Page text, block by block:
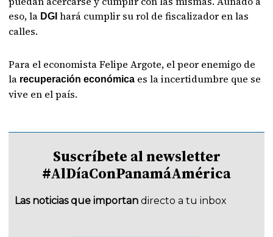
eso, la DGI hará cumplir su rol de fiscalizador en las
calles.
Para el economista Felipe Argote, el peor enemigo de
la recuperación económica es la incertidumbre que se
vive en el país.
Suscríbete al newsletter
#AlDíaConPanamáAmérica
Las noticias que importan directo a tu inbox